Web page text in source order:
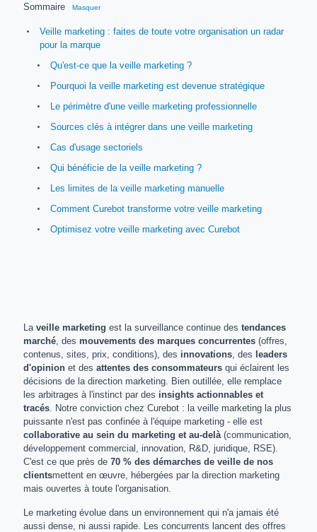
Sommaire Masquer
Veille marketing : faites de toute votre organisation un radar
pour la marque
Qu'est-ce que la veille marketing ?
Pourquoi la veille marketing est devenue stratégique
Le périmètre d'une veille marketing professionnelle
Sources clés à intégrer dans une veille marketing
Cas d'usage sectoriels
Qui bénéficie de la veille marketing ?
Les limites de la veille marketing manuelle
Comment Curebot transforme votre veille marketing
Optimisez votre veille marketing avec Curebot
La veille marketing est la surveillance continue des tendances
marché , des mouvements des marques concurrentes (offres,
contenus, sites, prix, conditions), des innovations , des leaders
d'opinion et des attentes des consommateurs qui éclairent les
décisions de la direction marketing. Bien outillée, elle remplace
les arbitrages à l'instinct par des insights actionnables et
tracés . Notre conviction chez Curebot : la veille marketing la plus
puissante n'est pas confinée à l'équipe marketing - elle est
collaborative au sein du marketing et au-delà (communication,
développement commercial, innovation, R&D, juridique, RSE).
C'est ce que près de 70 % des démarches de veille de nos
clientsmettent en œuvre, hébergées par la direction marketing
mais ouvertes à toute l'organisation.
Le marketing évolue dans un environnement qui n'a jamais été
aussi dense, ni aussi rapide. Les concurrents lancent des offres